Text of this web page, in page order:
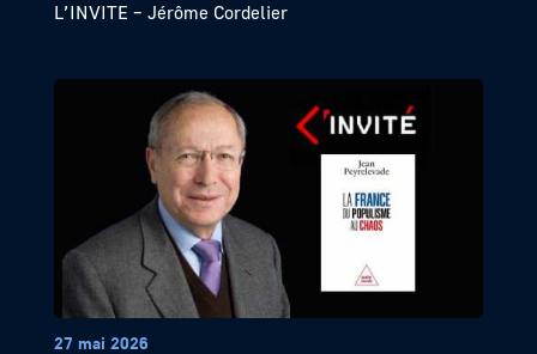
L’INVITE – Jérôme Cordelier
27 mai 2026